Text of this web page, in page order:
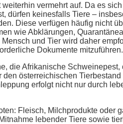
vermehrt auf. Da es
dürfen keinesfalls Tiere –
Diese verfügen häufig nicht
wie Abklärungen,
und Tier wird daher
Dokumente mitzuführen.
die Afrikanische
österreichischen
erfolgt nicht nur durch
Fleisch, Milchprodukte oder
lebender Tiere sowie